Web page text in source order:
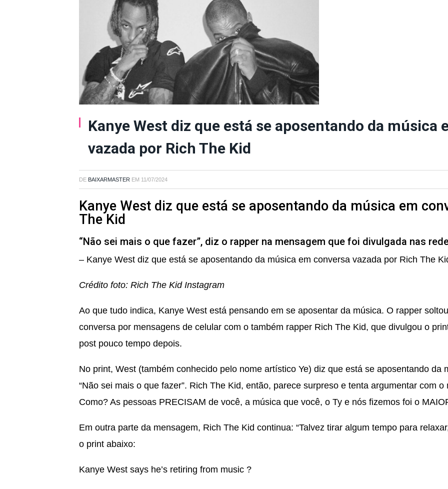
Kanye West diz que está se aposentando da música
vazada por Rich The Kid
DE BAIXARMASTER EM 11/07/2024
Kanye West diz que está se aposentando da música em
The Kid
“Não sei mais o que fazer”, diz o rapper na mensagem que foi divulgada nas
– Kanye West diz que está se aposentando da música em conversa vazada por Rich The
Crédito foto: Rich The Kid Instagram
Ao que tudo indica, Kanye West está pensando em se aposentar da música. O rapper
conversa por mensagens de celular com o também rapper Rich The Kid, que divulgou o
post pouco tempo depois.
No print, West (também conhecido pelo nome artístico Ye) diz que está se aposentando da
“Não sei mais o que fazer”. Rich The Kid, então, parece surpreso e tenta argumentar com o
Como? As pessoas PRECISAM de você, a música que você, o Ty e nós fizemos foi o
Em outra parte da mensagem, Rich The Kid continua: “Talvez tirar algum tempo para
o print abaixo:
Kanye West says he’s retiring from music ?